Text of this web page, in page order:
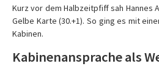
Kurz vor dem Halbzeitpfiff sah Hannes
Gelbe Karte (30.+1). So ging es mit
Kabinen.
Kabinenansprache als